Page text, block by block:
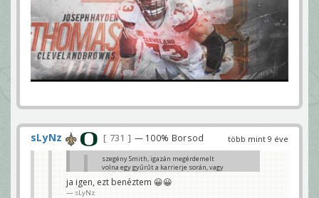
több mint 9 éve
sLyNz 731 — 100% Borsod
szegény Smith, igazán megérdemelt
volna egy gyűrűt a karrierje során, vagy
amelyik a super bowl közelébe jut
ja igen, ezt benéztem 😀😀
sLyNz